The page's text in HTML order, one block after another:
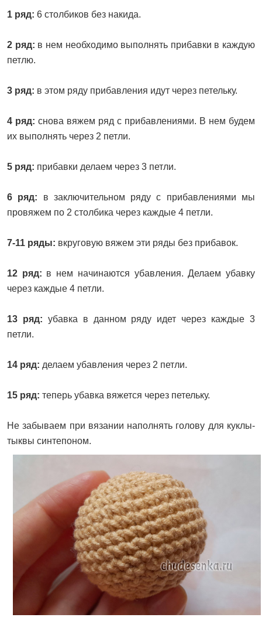
1 ряд: 6 столбиков без накида.
2 ряд: в нем необходимо выполнять прибавки в каждую
петлю.
3 ряд: в этом ряду прибавления идут через петельку.
4 ряд: снова вяжем ряд с прибавлениями. В нем будем
их выполнять через 2 петли.
5 ряд: прибавки делаем через 3 петли.
6 ряд: в заключительном ряду с прибавлениями мы
провяжем по 2 столбика через каждые 4 петли.
7-11 ряды: вкруговую вяжем эти ряды без прибавок.
12 ряд: в нем начинаются убавления. Делаем убавку
через каждые 4 петли.
13 ряд: убавка в данном ряду идет через каждые 3
петли.
14 ряд: делаем убавления через 2 петли.
15 ряд: теперь убавка вяжется через петельку.
Не забываем при вязании наполнять голову для куклы-
тыквы синтепоном.